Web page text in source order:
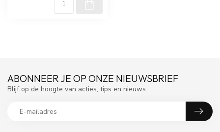
ABONNEER JE OP ONZE NIEUWSBRIEF
Blijf op de hoogte van acties, tips en nieuws